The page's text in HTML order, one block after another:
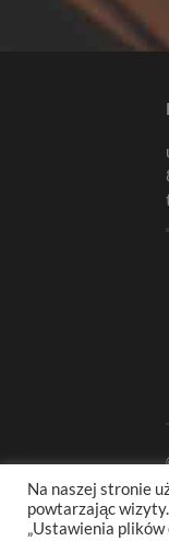
Na naszej stronie
powtarzając
„Ustawienia plików